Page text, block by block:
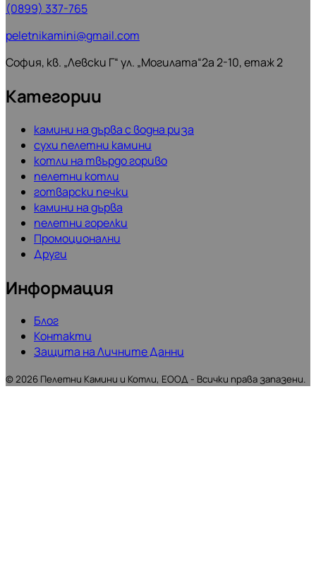
(0899) 337-765
peletnikamini@gmail.com
София, кв. „Левски Г“ ул. „Могилата“2а 2-10, етаж 2
Категории
камини на дърва с водна риза
сухи пелетни камини
котли на твърдо гориво
пелетни котли
готварски печки
камини на дърва
пелетни горелки
Промоционални
Други
Информация
Блог
Контакти
Защита на Личните Данни
©2026 Пелетни Камини и Котли, ЕООД - Всички права запазени.